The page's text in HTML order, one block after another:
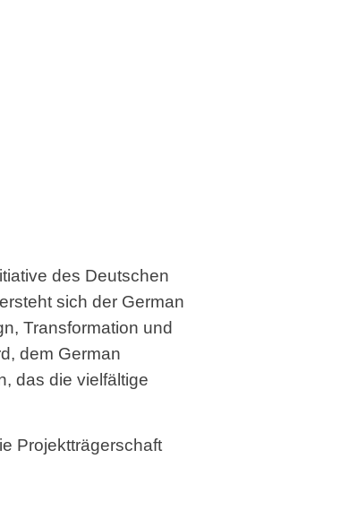
des Deutschen
sich der German
Transformation und
dem German
das die vielfältige
Projektträgerschaft